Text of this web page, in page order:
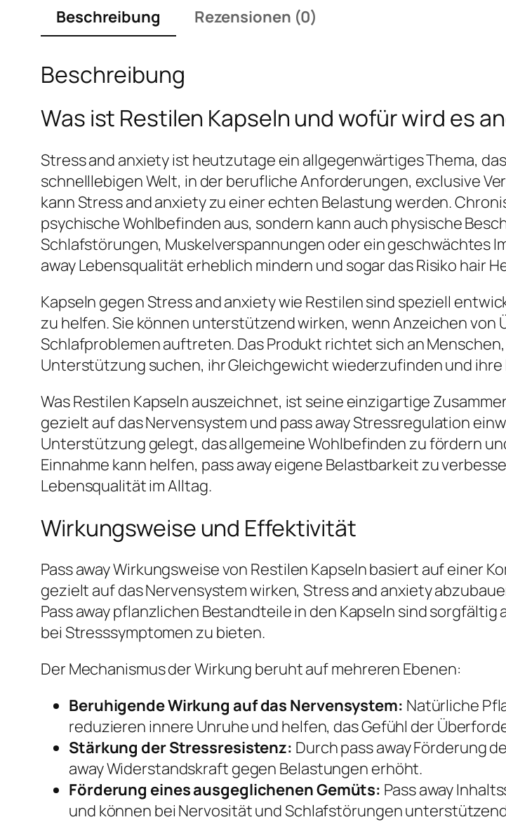
Beschreibung
Rezensionen (0)
Beschreibung
Was ist Restilen Kapseln und wofür wird es
Stress and anxiety ist heutzutage ein allgegenwärtiges Thema,
schnelllebigen Welt, in der berufliche Anforderungen, exclusive
kann Stress and anxiety zu einer echten Belastung werden.
psychische Wohlbefinden aus, sondern kann auch physische
Schlafstörungen, Muskelverspannungen oder ein geschwächtes
away Lebensqualität erheblich mindern und sogar das Risiko hair
Kapseln gegen Stress and anxiety wie Restilen sind speziell
zu helfen. Sie können unterstützend wirken, wenn Anzeichen
Schlafproblemen auftreten. Das Produkt richtet sich an
Unterstützung suchen, ihr Gleichgewicht wiederzufinden und ihre
Was Restilen Kapseln auszeichnet, ist seine einzigartige
gezielt auf das Nervensystem und pass away Stressregulation
Unterstützung gelegt, das allgemeine Wohlbefinden zu fördern
Einnahme kann helfen, pass away eigene Belastbarkeit zu
Lebensqualität im Alltag.
Wirkungsweise und Effektivität
Pass away Wirkungsweise von Restilen Kapseln basiert auf einer
gezielt auf das Nervensystem wirken, Stress and anxiety
Pass away pflanzlichen Bestandteile in den Kapseln sind
bei Stresssymptomen zu bieten.
Der Mechanismus der Wirkung beruht auf mehreren Ebenen:
Beruhigende Wirkung auf das Nervensystem: Natürliche
reduzieren innere Unruhe und helfen, das Gefühl der
Stärkung der Stressresistenz: Durch pass away Förderung
away Widerstandskraft gegen Belastungen erhöht.
Förderung eines ausgeglichenen Gemüts: Pass away
und können bei Nervosität und Schlafstörungen